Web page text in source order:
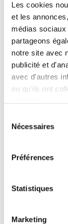
Les cookies
et les
médias
partageons
notre site avec
publicité et
avec d'autres
ou qu'ils ont
Nécessaires
Préférences
Statistiques
Marketing
Les CQP
et de réponse
3.
de formation
La
étroites
forment nos
couvre pas
L’objectif :
formation de
et des